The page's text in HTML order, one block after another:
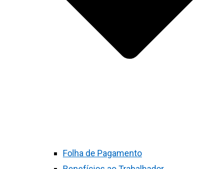
Folha de Pagamento